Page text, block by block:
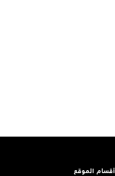
أقسام الموقع